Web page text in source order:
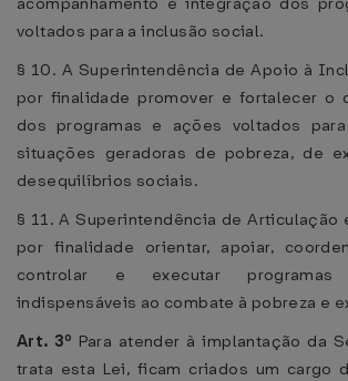
voltados para a inclusão social.
§ 10. A Superintendência de Apoio à
por finalidade promover e fortalecer o
dos programas e ações voltados
situações geradoras de pobreza, de
desequilíbrios sociais.
§ 11. A Superintendência de Articulação
por finalidade orientar, apoiar,
controlar e executar
indispensáveis ao combate à pobreza e
Art. 3º Para atender à implantação da
trata esta Lei, ficam criados um cargo